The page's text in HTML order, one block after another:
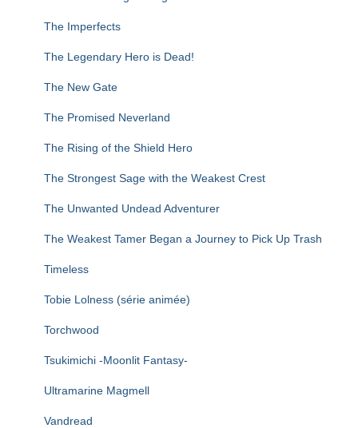
The Imperfects
The Legendary Hero is Dead!
The New Gate
The Promised Neverland
The Rising of the Shield Hero
The Strongest Sage with the Weakest Crest
The Unwanted Undead Adventurer
The Weakest Tamer Began a Journey to Pick Up Trash
Timeless
Tobie Lolness (série animée)
Torchwood
Tsukimichi -Moonlit Fantasy-
Ultramarine Magmell
Vandread